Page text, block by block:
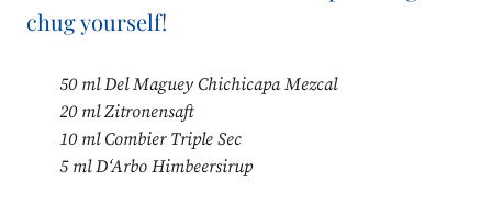
chug yourself!
50 ml Del Maguey Chichicapa Mezcal
20 ml Zitronensaft
10 ml Combier Triple Sec
5 ml D‘Arbo Himbeersirup